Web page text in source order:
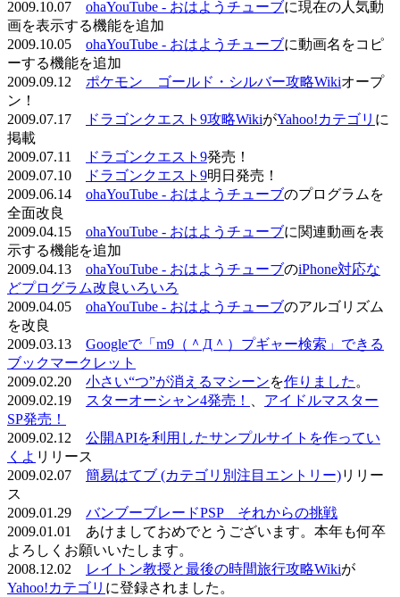
2009.10.07 ohaYouTube - おはようチューブに現在の人気動
画を表示する機能を追加
2009.10.05 ohaYouTube - おはようチューブに動画名をコピ
ーする機能を追加
2009.09.12 ポケモン ゴールド・シルバー攻略Wikiオープ
ン！
2009.07.17
ドラゴンクエスト9攻略WikiがYahoo!カテゴリ に
掲載
2009.07.11
ドラゴンクエスト9発売！
2009.07.10
ドラゴンクエスト9明日発売！
2009.06.14 ohaYouTube - おはようチューブのプログラムを
全面改良
2009.04.15 ohaYouTube - おはようチューブに関連動画を表
示する機能を追加
2009.04.13 ohaYouTube - おはようチューブのiPhone対応な
どプログラム改良いろいろ
2009.04.05 ohaYouTube - おはようチューブのアルゴリズム
を改良
2009.03.13 Googleで「m9（＾Д＾）プギャー検索」できる
ブックマークレット
2009.02.20 小さい“つ”が消えるマシーンを作りました 。
2009.02.19
スターオーシャン4発売！
アイドルマスター
SP発売！
2009.02.12 公開APIを利用したサンプルサイトを作ってい
くよ リリース
2009.02.07 簡易はてブ (カテゴリ別注目エントリー)リリー
ス
2009.01.29 バンブーブレードPSP それからの挑戦
2009.01.01 あけましておめでとうございます。本年も何卒
よろしくお願いいたします。
2008.12.02
レイトン教授と最後の時間旅行攻略Wikiが
Yahoo!カテゴリ に登録されました。